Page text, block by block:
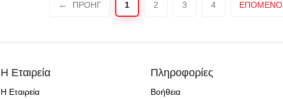
ΠΡΟΗΓ 1 2 3 4 ΕΠΌΜΕΝΟ
Η Εταιρεία
Η Εταιρεία
Πληροφορίες
Βοήθεια